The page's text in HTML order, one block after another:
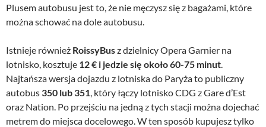
Plusem autobusu jest to, że nie męczysz się z bagażami, które
można schować na dole autobusu.
Istnieje również RoissyBusz dzielnicy Opera Garnier na
lotnisko, kosztuje 12 € i jedzie się około 60-75 minut
Najtańsza wersja dojazdu z lotniska do Paryża to publiczny
autobus 350 lub 351 , który łączy lotnisko CDG z Gare d’Est
oraz Nation. Po przejściu na jedną z tych stacji można dojechać
metrem do miejsca docelowego. W ten sposób kupujesz tylko